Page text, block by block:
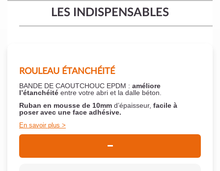
LES INDISPENSABLES
ROULEAU ÉTANCHÉITÉ
BANDE DE CAOUTCHOUC EPDM : améliore
l’étanchéité entre votre abri et la dalle béton.
Ruban en mousse de 10mm d’épaisseur, facile à
poser avec une face adhésive.
En savoir plus